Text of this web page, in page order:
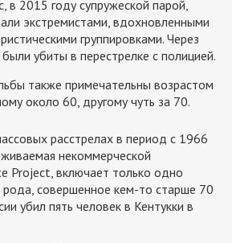
в 2015 году супружеской парой,
экстремистами, вдохновленными
группировками. Через
убиты в перестрелке с полицией.
также примечательны возрастом
около 60, другому чуть за 70.
расстрелах в период с 1966
некоммерческой
Project, включает только одно
рода, совершенное кем-то старше 70
убил пять человек в Кентукки в